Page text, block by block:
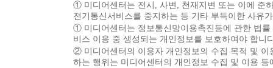
① 미디어센터는 전시, 사변, 천재지변 또는 이에 준
전기통신서비스를 중지하는 등 기타 부득이한 사유
① 미디어센터는 정보통신망이용촉진등에 관한 법
비스 이용 중 생성되는 개인정보를 보호하여야 합니
② 미디어센터의 이용자 개인정보의 수집 목적 및 이
하는 행위는 미디어센터의 개인정보 수집 및 이용